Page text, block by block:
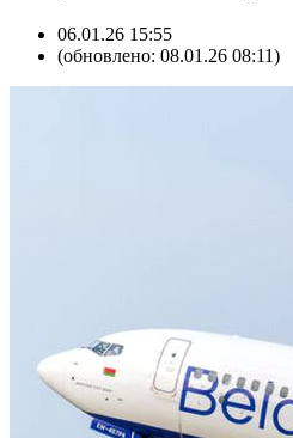
06.01.26 15:55
(обновлено: 08.01.26 08:11)